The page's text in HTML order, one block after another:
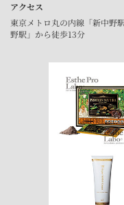
アクセス
東京メトロ丸の内線「新中野
野駅」から徒歩13分